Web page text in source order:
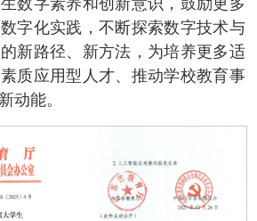
字化实践，不断探索数字技术与
新路径、新方法，为培养更多适
质应用型人才、推动学校教育事
动能。